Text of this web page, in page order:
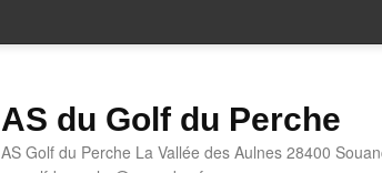
AS du Golf du Perche
AS Golf du Perche La Vallée des Aulnes 28400